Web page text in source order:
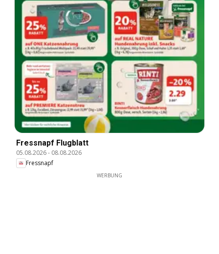
Fressnapf Flugblatt
05.08.2026- 08.08.2026
Fressnapf
WERBUNG